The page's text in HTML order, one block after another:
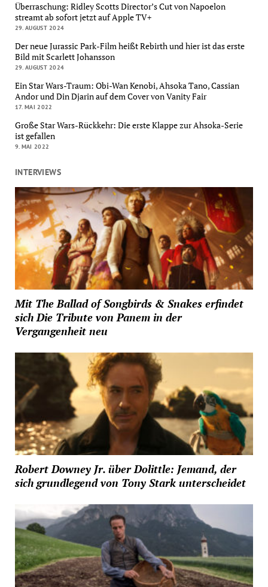
Überraschung: Ridley Scotts Director’s Cut von Napoelon
streamt ab sofort jetzt auf Apple TV+
29. AUGUST 2024
Der neue Jurassic Park-Film heißt Rebirth und hier ist das erste
Bild mit Scarlett Johansson
29. AUGUST 2024
Ein Star Wars-Traum: Obi-Wan Kenobi, Ahsoka Tano, Cassian
Andor und Din Djarin auf dem Cover von Vanity Fair
17. MAI 2022
Große Star Wars-Rückkehr: Die erste Klappe zur Ahsoka-Serie
ist gefallen
9. MAI 2022
INTERVIEWS
Mit The Ballad of Songbirds & Snakes erfindet
sich Die Tribute von Panem in der
Vergangenheit neu
Robert Downey Jr. über Dolittle: Jemand, der
sich grundlegend von Tony Stark unterscheidet